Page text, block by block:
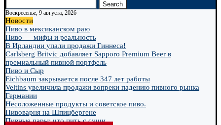
Search
Воскресенье, 9 августа, 2026
Новости
Пиво в мексиканском раю
Пиво — мифы и реальность
В Ирландии упали продажи Гиннеса!
Carlsberg Britvic добавляет Sapporo Premium Beer в
премиальный пивной портфель
Пиво и Сыр
Eichbaum закрывается после 347 лет работы
Veltins увеличила продажи вопреки падению пивного рынка
Германии
Несоложенные продукты и советское пиво.
Пивоварня на Шпицбергене
Пивные пары: что пить с суши